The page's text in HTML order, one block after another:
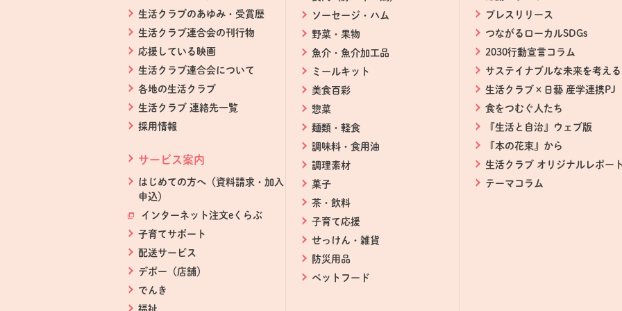
生活クラブのあゆみ・受賞歴
生活クラブ連合会の刊行物
応援している映画
生活クラブ連合会について
各地の生活クラブ
生活クラブ 連絡先一覧
採用情報
サービス案内
はじめての方へ（資料請求・加入
申込）
インターネット注文eくらぶ 別のウィンドウで開きます。
子育てサポート
配送サービス
デポー（店舗）
でんき
福祉
ソーセージ・ハム
野菜・果物
魚介・魚介加工品
ミールキット
美食百彩
惣菜
麺類・軽食
調味料・食用油
調理素材
菓子
茶・飲料
子育て応援
せっけん・雑貨
防災用品
ペットフード
プレスリリース
つながるローカルSDGs
2030行動宣言コラム
サステイナブルな未来を考える
生活クラブ×日藝 産学連携PJ
食をつむぐ人たち
『生活と自治』ウェブ版
『本の花束』から
生活クラブ オリジナルレポー
テーマコラム